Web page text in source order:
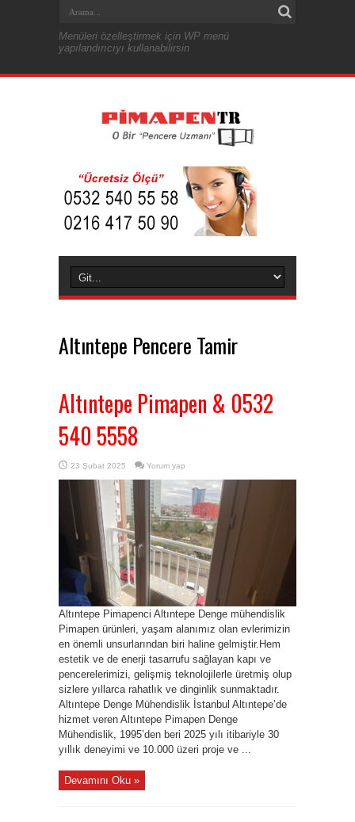
Menüleri özelleştirmek için WP menü
yapılandırıcıyı kullanabilirsin
Altıntepe Pencere Tamir
Altıntepe Pimapen & 0532
540 5558
23 Şubat 2025 Yorum yap
Altıntepe Pimapenci Altıntepe Denge mühendislik
Pimapen ürünleri, yaşam alanımız olan evlerimizin
en önemli unsurlarından biri haline gelmiştir.Hem
estetik ve de enerji tasarrufu sağlayan kapı ve
pencerelerimizi, gelişmiş teknolojilerle üretmiş olup
sizlere yıllarca rahatlık ve dinginlik sunmaktadır.
Altıntepe Denge Mühendislik İstanbul Altıntepe’de
hizmet veren Altıntepe Pimapen Denge
Mühendislik, 1995’den beri 2025 yılı itibariyle 30
yıllık deneyimi ve 10.000 üzeri proje ve ...
Devamını Oku »